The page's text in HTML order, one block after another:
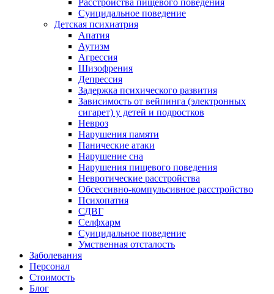
Расстройства пищевого поведения
Суицидальное поведение
Детская психиатрия
Апатия
Аутизм
Агрессия
Шизофрения
Депрессия
Задержка психического развития
Зависимость от вейпинга (электронных
сигарет) у детей и подростков
Невроз
Нарушения памяти
Панические атаки
Нарушение сна
Нарушения пищевого поведения
Невротические расстройства
Обсессивно-компульсивное расстройство
Психопатия
СДВГ
Селфхарм
Суицидальное поведение
Умственная отсталость
Заболевания
Персонал
Стоимость
Блог